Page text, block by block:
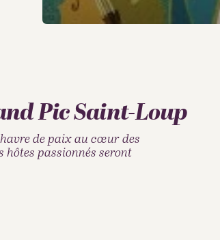
Pic Saint-Loup
de paix au cœur des
hôtes passionnés seront